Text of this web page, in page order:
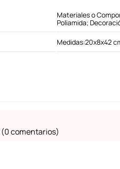
Materiales o
Poliamida;
Medidas:20x8x42
(0 comentarios)